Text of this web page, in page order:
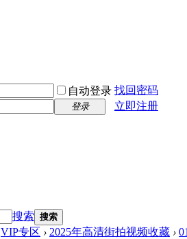
自动登录 找回密码
登录
立即注册
搜索 搜索
VIP专区 › 2025年高清街拍视频收藏 ›